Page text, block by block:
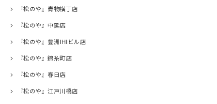
『松のや』青物横丁店
『松のや』中延店
『松のや』豊洲IHIビル店
『松のや』錦糸町店
『松のや』春日店
『松のや』江戸川橋店